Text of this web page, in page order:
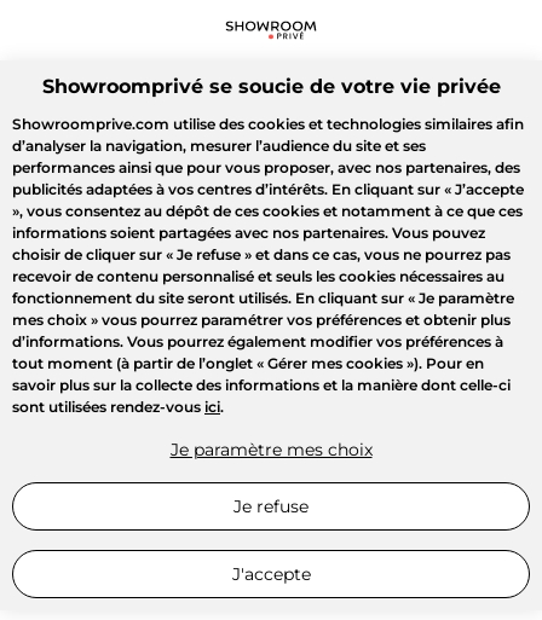
Showroomprivé se soucie de votre vie privée
Showroomprive.com utilise des cookies et technologies similaires afin
d’analyser la navigation, mesurer l’audience du site et ses
performances ainsi que pour vous proposer, avec nos partenaires, des
publicités adaptées à vos centres d’intérêts. En cliquant sur « J’accepte
», vous consentez au dépôt de ces cookies et notamment à ce que ces
informations soient partagées avec nos partenaires. Vous pouvez
choisir de cliquer sur « Je refuse » et dans ce cas, vous ne pourrez pas
recevoir de contenu personnalisé et seuls les cookies nécessaires au
fonctionnement du site seront utilisés. En cliquant sur « Je paramètre
mes choix » vous pourrez paramétrer vos préférences et obtenir plus
d’informations. Vous pourrez également modifier vos préférences à
tout moment (à partir de l’onglet « Gérer mes cookies »). Pour en
savoir plus sur la collecte des informations et la manière dont celle-ci
sont utilisées rendez-vous ici.
Je paramètre mes choix
Je refuse
J'accepte